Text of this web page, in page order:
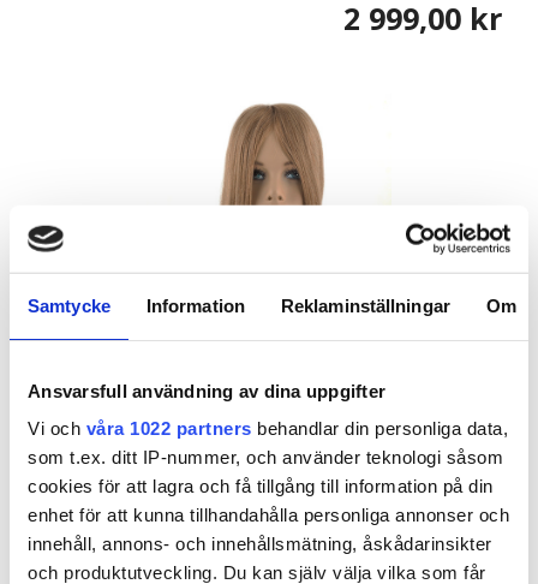
Samtycke Information Reklaminställningar Om
Ansvarsfull användning av dina uppgifter
Vi och våra 1022 partners behandlar din personliga data,
som t.ex. ditt IP-nummer, och använder teknologi såsom
cookies för att lagra och få tillgång till information på din
enhet för att kunna tillhandahålla personliga annonser och
innehåll, annons- och innehållsmätning, åskådarinsikter
och produktutveckling. Du kan själv välja vilka som får
2 999,00 kr
Poze Standard Top Piece - 60g Light Ash Brown 8A
- 40cm
Finns i fler varianter
Det har aldrig varit så enkelt och smidigt att få ett vackert
och naturligt r...